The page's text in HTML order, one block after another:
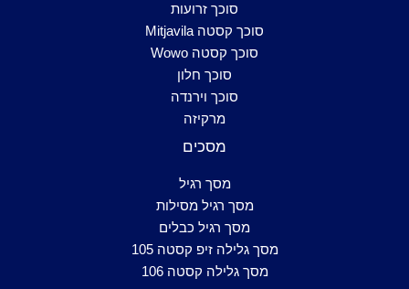
סוכך זרועות
סוכך קסטה Mitjavila
סוכך קסטה Wowo
סוכך חלון
סוכך וירנדה
מרקיזה
מסכים
מסך רגיל
מסך רגיל מסילות
מסך רגיל כבלים
מסך גלילה זיפ קסטה 105
מסך גלילה קסטה 106